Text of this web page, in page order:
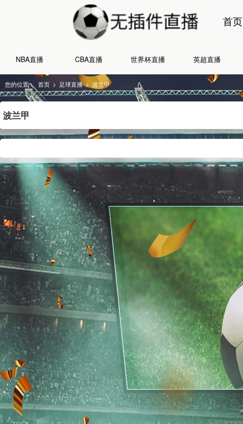
首页
NBA直播 CBA直播 世界杯直播 英超直播
您的位置： 首页 > 足球直播 > 波兰甲
波兰甲